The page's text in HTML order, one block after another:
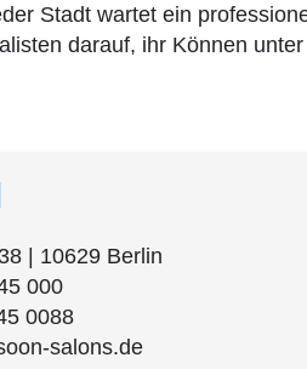
Stadt wartet ein
darauf, ihr Können
| 10629 Berlin
000
0088
salons.de